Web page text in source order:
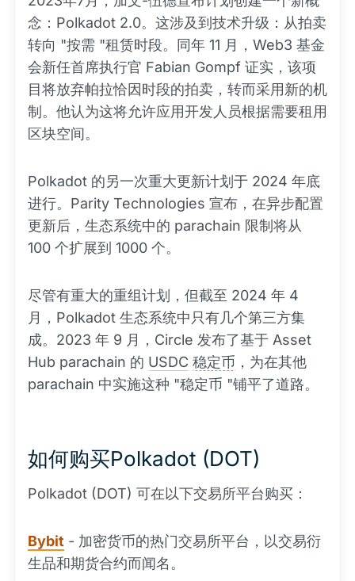
念：Polkadot 2.0。这涉及到技术升级：从拍卖
转向 "按需 "租赁时段。同年 11 月，Web3 基金
会新任首席执行官 Fabian Gompf 证实，该项
目将放弃帕拉恰因时段的拍卖，转而采用新的机
制。他认为这将允许应用开发人员根据需要租用
区块空间。
Polkadot 的另一次重大更新计划于 2024 年底
进行。Parity Technologies 宣布，在异步配置
更新后，生态系统中的 parachain 限制将从
100 个扩展到 1000 个。
尽管有重大的重组计划，但截至 2024 年 4
月，Polkadot 生态系统中只有几个第三方集
成。2023 年 9 月，Circle 发布了基于 Asset
Hub parachain 的 USDC 稳定币 ，为在其他
parachain 中实施这种 "稳定币 "铺平了道路。
如何购买Polkadot (DOT)
Polkadot (DOT) 可在以下交易所平台购买：
Bybit - 加密货币的热门交易所平台，以交易衍
生品和期货合约而闻名。